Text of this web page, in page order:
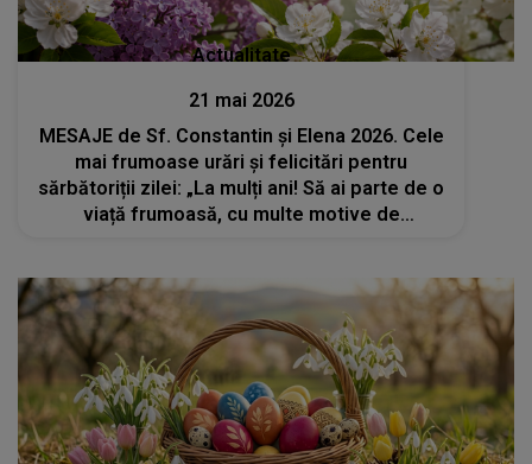
Actualitate
21 mai 2026
MESAJE de Sf. Constantin și Elena 2026. Cele
mai frumoase urări și felicitări pentru
sărbătoriții zilei: „La mulți ani! Să ai parte de o
viață frumoasă, cu multe motive de